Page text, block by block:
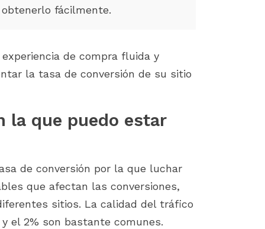
boost sales on your PrestaShop
store by identifying...
fácilmente.
de compra fluida y
la tasa de conversión de su sitio
la que puedo estar
de conversión por la que luchar
que afectan las conversiones,
sitios. La calidad del tráfico
el 2% son bastante comunes.